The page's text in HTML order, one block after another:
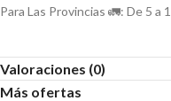
Para Las Provincias 🚛: De 5 a
Valoraciones (0)
Más ofertas